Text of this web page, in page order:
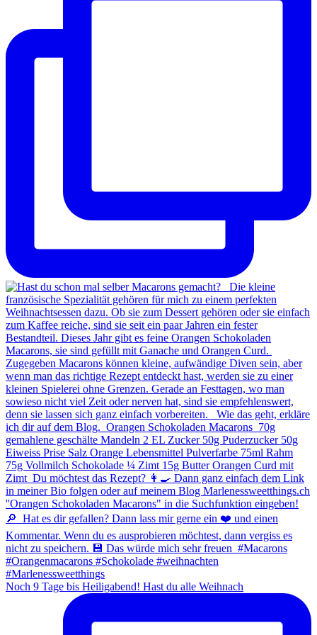
Noch 9 Tage bis Heiligabend! Hast du alle Weihnach